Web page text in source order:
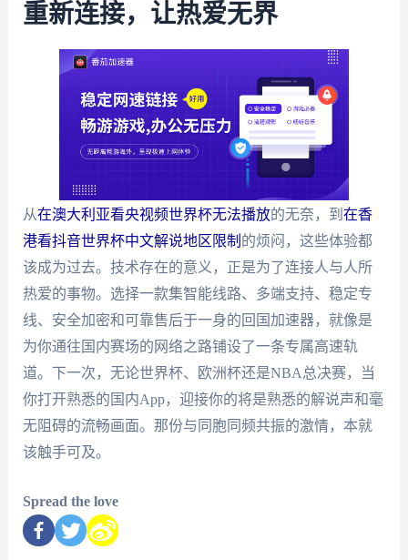
重新连接，让热爱无界
从在澳大利亚看央视频世界杯无法播放的无奈，到 在香
港看抖音世界杯中文解说地区限制 的烦闷，这些体验都
该成为过去。技术存在的意义，正是为了连接人与人所
热爱的事物。选择一款集智能线路、多端支持、稳定专
线、安全加密和可靠售后于一身的回国加速器，就像是
为你通往国内赛场的网络之路铺设了一条专属高速轨
道。下一次，无论世界杯、欧洲杯还是NBA总决赛，当
你打开熟悉的国内App，迎接你的将是熟悉的解说声和毫
无阻碍的流畅画面。那份与同胞同频共振的激情，本就
该触手可及。
Spread the love